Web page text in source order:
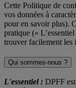
Cette Politique de
vos données à
pour en savoir plus).
pratique («
trouver facilement les
Qui sommes-nous ?
L'essentiel : DPFF